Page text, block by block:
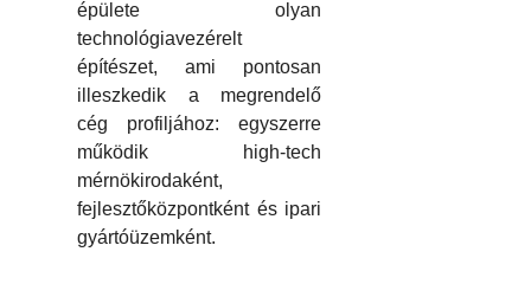
épülete olyan
technológiavezérelt
építészet, ami pontosan
illeszkedik a megrendelő
cég profiljához: egyszerre
működik high-tech
mérnökirodaként,
fejlesztőközpontként és ipari
gyártóüzemként.